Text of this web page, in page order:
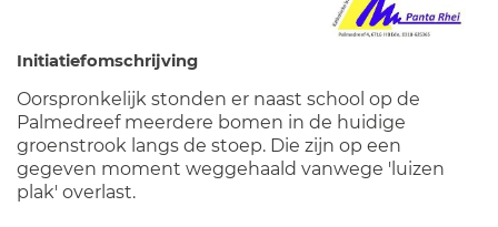
Initiatiefomschrijving
Oorspronkelijk stonden er naast school op de
Palmedreef meerdere bomen in de huidige
groenstrook langs de stoep. Die zijn op een
gegeven moment weggehaald vanwege 'luizen
plak' overlast.